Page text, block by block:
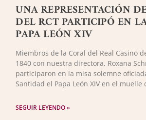
UNA REPRESENTACIÓN
DEL RCT PARTICIPÓ EN
PAPA LEÓN XIV
Miembros de la Coral del Real Casino
1840 con nuestra directora, Roxana
participaron en la misa solemne
Santidad el Papa León XIV en el muelle
SEGUIR LEYENDO »